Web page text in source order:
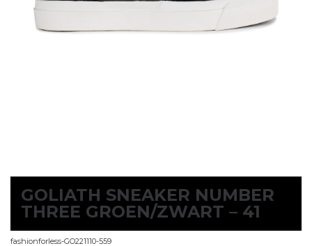
GOLIATH SNEAKER NUMBER
THREE GROEN/ZWART – 41
fashionforless-GO221110-559